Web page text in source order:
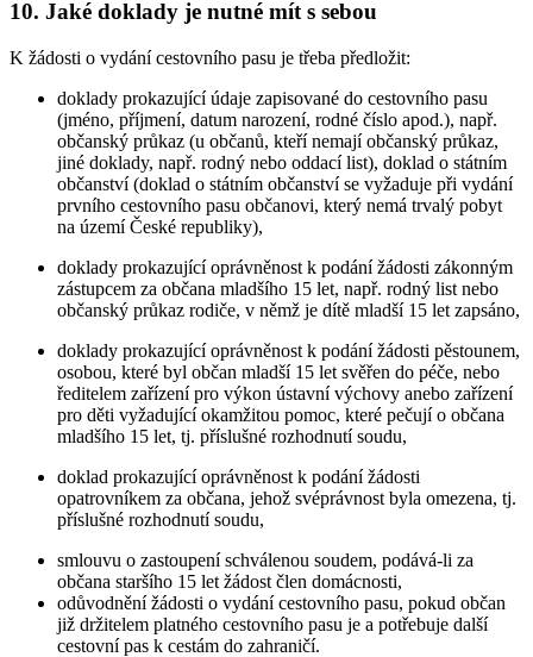
10. Jaké doklady je nutné mít s sebou
K žádosti o vydání cestovního pasu je třeba předložit:
doklady prokazující údaje zapisované do cestovního pasu
(jméno, příjmení, datum narození, rodné číslo apod.), např.
občanský průkaz (u občanů, kteří nemají občanský průkaz,
jiné doklady, např. rodný nebo oddací list), doklad o státním
občanství (doklad o státním občanství se vyžaduje při vydání
prvního cestovního pasu občanovi, který nemá trvalý pobyt
na území České republiky),
doklady prokazující oprávněnost k podání žádosti zákonným
zástupcem za občana mladšího 15 let, např. rodný list nebo
občanský průkaz rodiče, v němž je dítě mladší 15 let zapsáno,
doklady prokazující oprávněnost k podání žádosti pěstounem,
osobou, které byl občan mladší 15 let svěřen do péče, nebo
ředitelem zařízení pro výkon ústavní výchovy anebo zařízení
pro děti vyžadující okamžitou pomoc, které pečují o občana
mladšího 15 let, tj. příslušné rozhodnutí soudu,
doklad prokazující oprávněnost k podání žádosti
opatrovníkem za občana, jehož svéprávnost byla omezena, tj.
příslušné rozhodnutí soudu,
smlouvu o zastoupení schválenou soudem, podává-li za
občana staršího 15 let žádost člen domácnosti,
odůvodnění žádosti o vydání cestovního pasu, pokud občan
již držitelem platného cestovního pasu je a potřebuje další
cestovní pas k cestám do zahraničí.